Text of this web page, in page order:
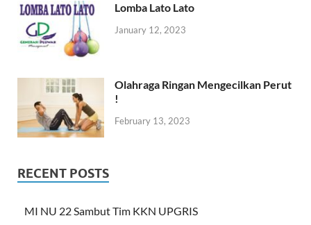
Lomba Lato Lato
January 12, 2023
Olahraga Ringan Mengecilkan Perut
!
February 13, 2023
RECENT POSTS
MI NU 22 Sambut Tim KKN UPGRIS